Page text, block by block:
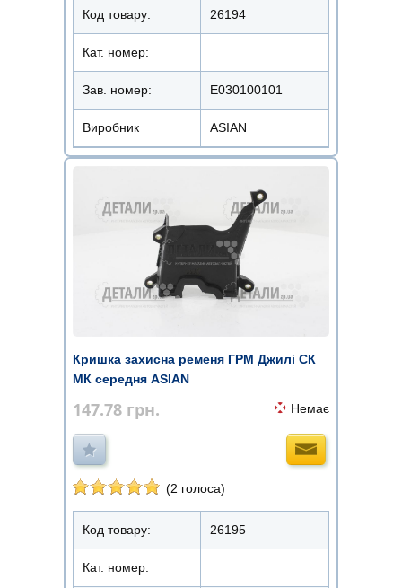
Код товару: 26194
Кат. номер:
Зав. номер: E030100101
Виробник ASIAN
Кришка захисна ременя ГРМ Джилі СК
МК середня ASIAN
147.78 грн. Немає
(2 голоса)
Код товару: 26195
Кат. номер: